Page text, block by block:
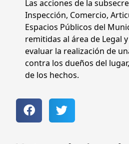
Las acciones de la
Inspección, Comercio,
Espacios Públicos del
remitidas al área de Legal
evaluar la realización de
contra los dueños del
de los hechos.